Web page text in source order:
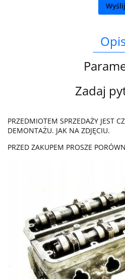
Wyślij
Zadaj
PRZEDMIOTEM SPRZEDAŻY JEST
DEMONTAŻU. JAK NA ZDJĘCIU.
PRZED ZAKUPEM PROSZE